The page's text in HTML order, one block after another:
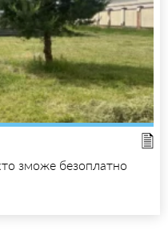
зможе безоплатно